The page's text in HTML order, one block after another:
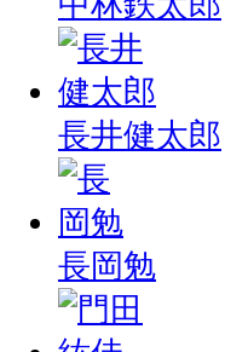
長井健太郎
長岡勉